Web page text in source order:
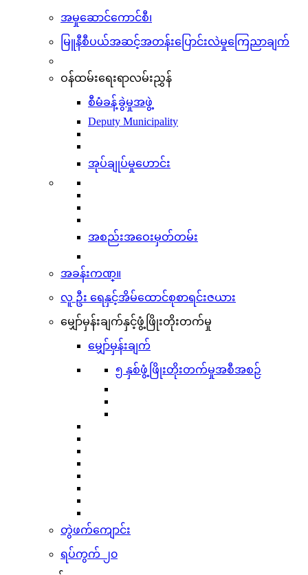
အမှုဆောင်ကောင်စီ၊
မြူနီစီပယ်အဆင့်အတန်းပြောင်းလဲမှုကြေညာချက်
ဝန်ထမ်းရေးရာလမ်းညွှန်
စီမံခန့်ခွဲမှုအဖွဲ့
Deputy Municipality
အုပ်ချုပ်မှုဟောင်း
အစည်းအဝေးမှတ်တမ်း
အခန်းကဏ္။
လူ ဦး ရေနှင့်အိမ်ထောင်စုစာရင်းဇယား
မျှော်မှန်းချက်နှင့်ဖွံ့ဖြိုးတိုးတက်မှု
မျှော်မှန်းချက်
၅ နှစ်ဖွံ့ဖြိုးတိုးတက်မှုအစီအစဉ်
တွဲဖက်ကျောင်း
ရပ်ကွက် ၂၀